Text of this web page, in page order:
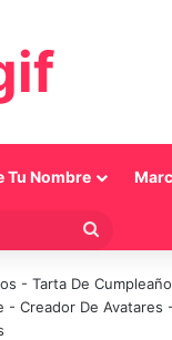
Tu Nombre
Buscar
- Tarta De
- Creador De Avatares -